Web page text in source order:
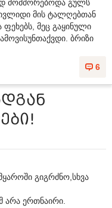
მომშორებოდა გულს
მის ტალღებთან
მეც გაყინული
ბრიზი
6
გიგრძნო,სხვა
არა ერთნაირი.